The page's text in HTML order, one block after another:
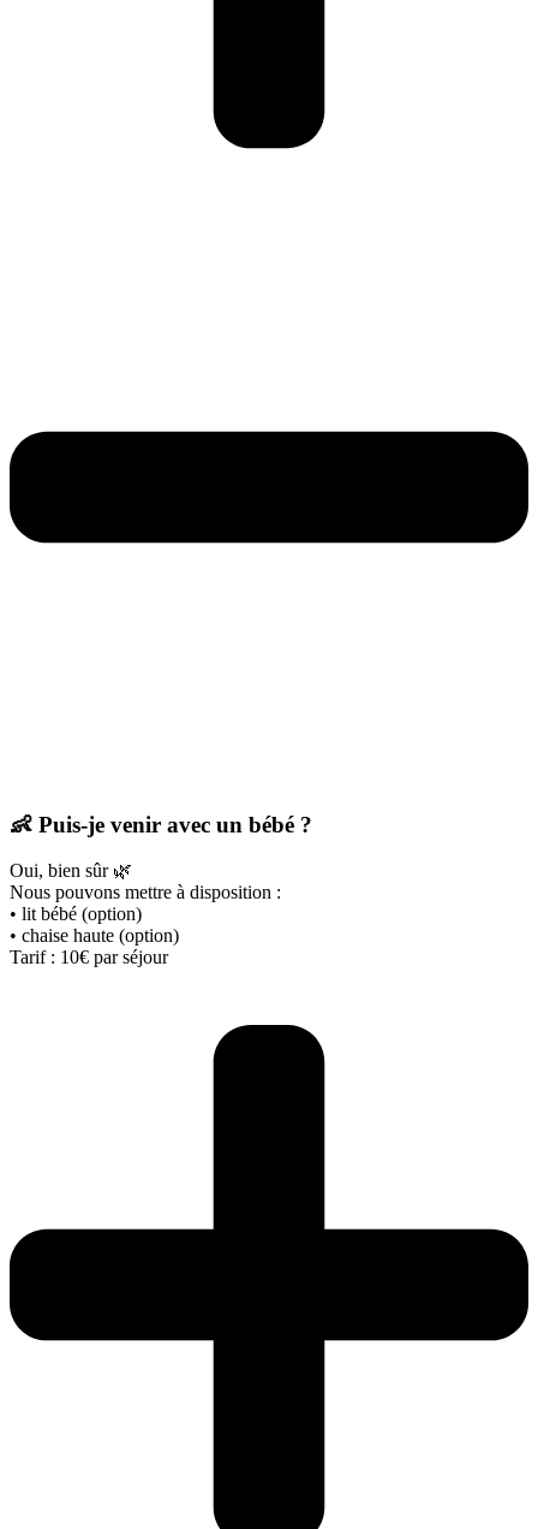
👶 Puis-je venir avec un bébé ?
Oui, bien sûr 🌿
Nous pouvons mettre à disposition :
• lit bébé (option)
• chaise haute (option)
Tarif : 10€ par séjour